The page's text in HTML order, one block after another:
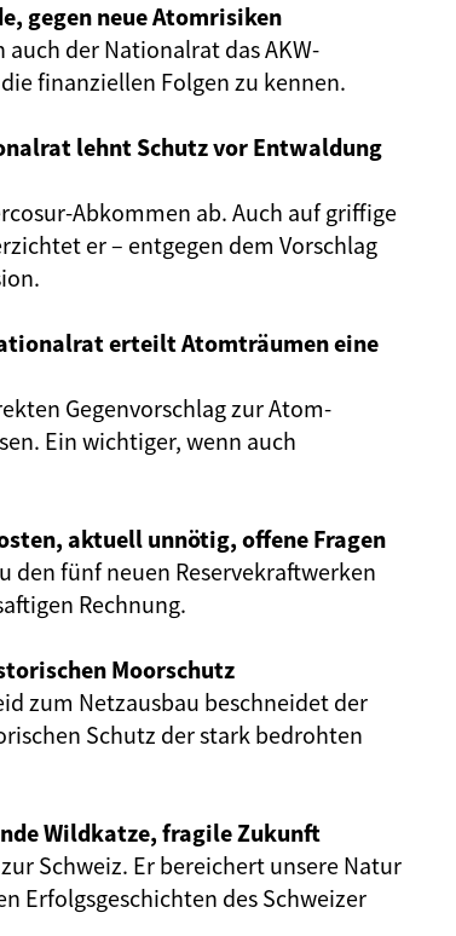
gegen neue Atomrisiken
der Nationalrat das AKW-
finanziellen Folgen zu kennen.
lehnt Schutz vor Entwaldung
Abkommen ab. Auch auf griffige
er – entgegen dem Vorschlag
erteilt Atomträumen eine
Gegenvorschlag zur Atom-
Ein wichtiger, wenn auch
aktuell unnötig, offene Fragen
den fünf neuen Reservekraftwerken
Rechnung.
Moorschutz
zum Netzausbau beschneidet der
Schutz der stark bedrohten
Wildkatze, fragile Zukunft
Schweiz. Er bereichert unsere Natur
Erfolgsgeschichten des Schweizer